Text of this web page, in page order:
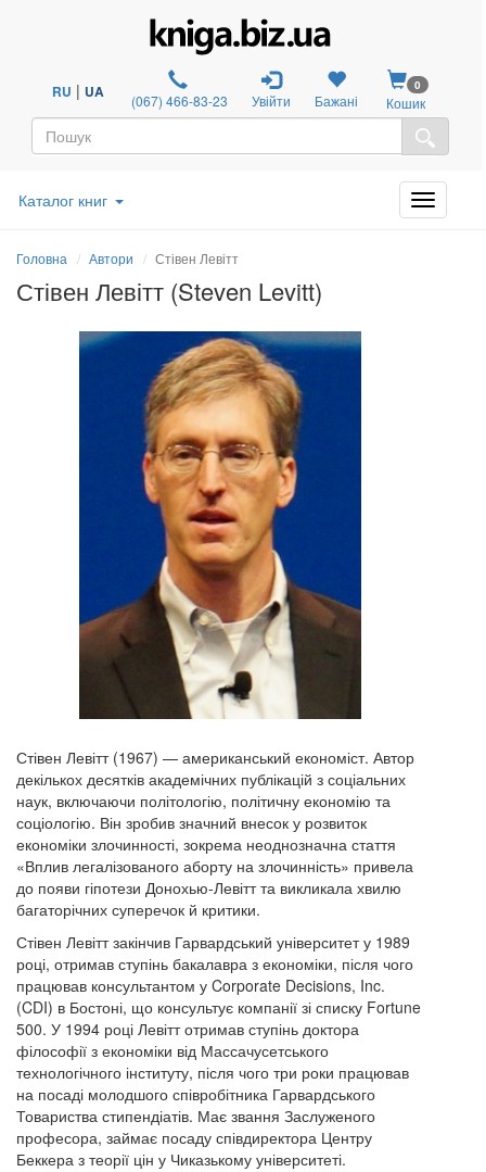
RU | UA (067) 466-83-23 Увійти Бажані
0
Кошик
Каталог книг
Головна Автори Стівен Левітт
Стівен Левітт (Steven Levitt)
Стівен Левітт (1967) — американський економіст. Автор
декількох десятків академічних публікацій з соціальних
наук, включаючи політологію, політичну економію та
соціологію. Він зробив значний внесок у розвиток
економіки злочинності, зокрема неоднозначна стаття
«Вплив легалізованого аборту на злочинність» привела
до появи гіпотези Донохью-Левітт та викликала хвилю
багаторічних суперечок й критики.
Стівен Левітт закінчив Гарвардський університет у 1989
році, отримав ступінь бакалавра з економіки, після чого
працював консультантом у Corporate Decisions, Inc.
(CDI) в Бостоні, що консультує компанії зі списку Fortune
500. У 1994 році Левітт отримав ступінь доктора
філософії з економіки від Массачусетського
технологічного інституту, після чого три роки працював
на посаді молодшого співробітника Гарвардського
Товариства стипендіатів. Має звання Заслуженого
професора, займає посаду співдиректора Центру
Беккера з теорії цін у Чиказькому університеті.